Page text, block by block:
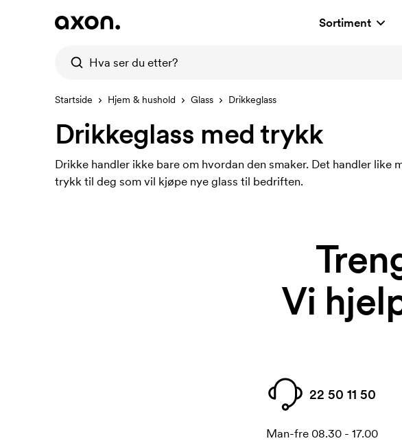
Sortiment
Startside Hjem & hushold Glass Drikkeglass
Drikkeglass med trykk
Drikke handler ikke bare om hvordan den smaker. Det handler
trykk til deg som vil kjøpe nye glass til bedriften.
Vi
22 50 11 50
Man-fre 08.30 - 17.00